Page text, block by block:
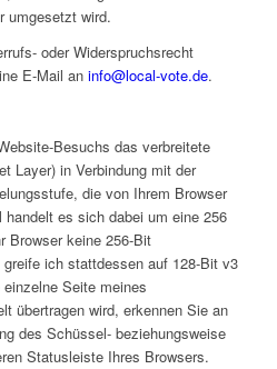
umgesetzt wird.
oder Widerspruchsrecht
E-Mail an info@local-vote.de.
Besuchs das verbreitete
Layer) in Verbindung mit der
die von Ihrem Browser
es sich dabei um eine 256
Browser keine 256-Bit
ich stattdessen auf 128-Bit v3
Seite meines
übertragen wird, erkennen Sie an
des Schüssel- beziehungsweise
Statusleiste Ihres Browsers.